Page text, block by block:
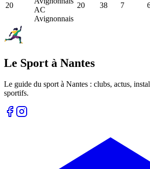
20
AC
Avignonnais
20 38 7
Le Sport à Nantes
Le guide du sport à Nantes : clubs, actus,
sportifs.